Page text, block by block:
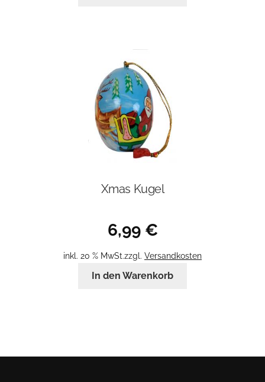
Xmas Kugel
6,99 €
inkl. 20 % MwSt.zzgl. Versandkosten
In den Warenkorb